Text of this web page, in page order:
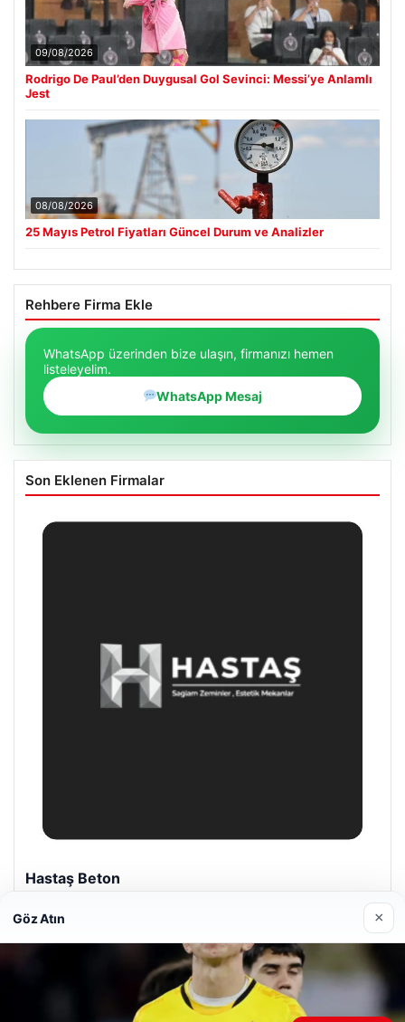
09/08/2026
Rodrigo De Paul’den Duygusal Gol Sevinci: Messi’ye Anlamlı
Jest
08/08/2026
25 Mayıs Petrol Fiyatları Güncel Durum ve Analizler
Rehbere Firma Ekle
WhatsApp üzerinden bize ulaşın, firmanızı hemen
listeleyelim.
WhatsApp Mesaj
Son Eklenen Firmalar
Enes Kaplan Avukatlık Bürosu
Göz Atın ×